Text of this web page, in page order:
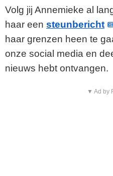
Volg jij Annemieke al
haar een steunbericht
haar grenzen heen te
onze social media en
nieuws hebt ontvangen.
▼ Ad by